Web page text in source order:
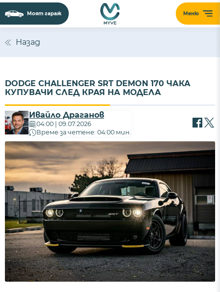
Меню
Моят гараж
Назад
DODGE CHALLENGER SRT DEMON 170 ЧАКА
КУПУВАЧИ СЛЕД КРАЯ НА МОДЕЛА
Ивайло Драганов
04:00 | 09.07.2026
Време за четене: 04:00 мин.